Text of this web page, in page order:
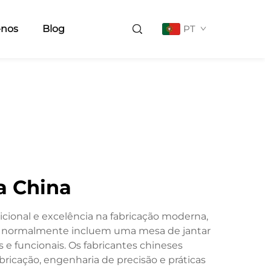
Blog PT
China
e excelência na fabricação moderna,
normalmente incluem uma mesa de jantar
funcionais. Os fabricantes chineses
engenharia de precisão e práticas